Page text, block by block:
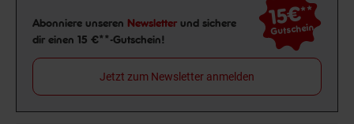
Newsletter Anmeldung
Abonniere unseren Newsletter und sichere
dir einen 15 €**-Gutschein!
15€**
Gutschein
Jetzt zum Newsletter anmelden